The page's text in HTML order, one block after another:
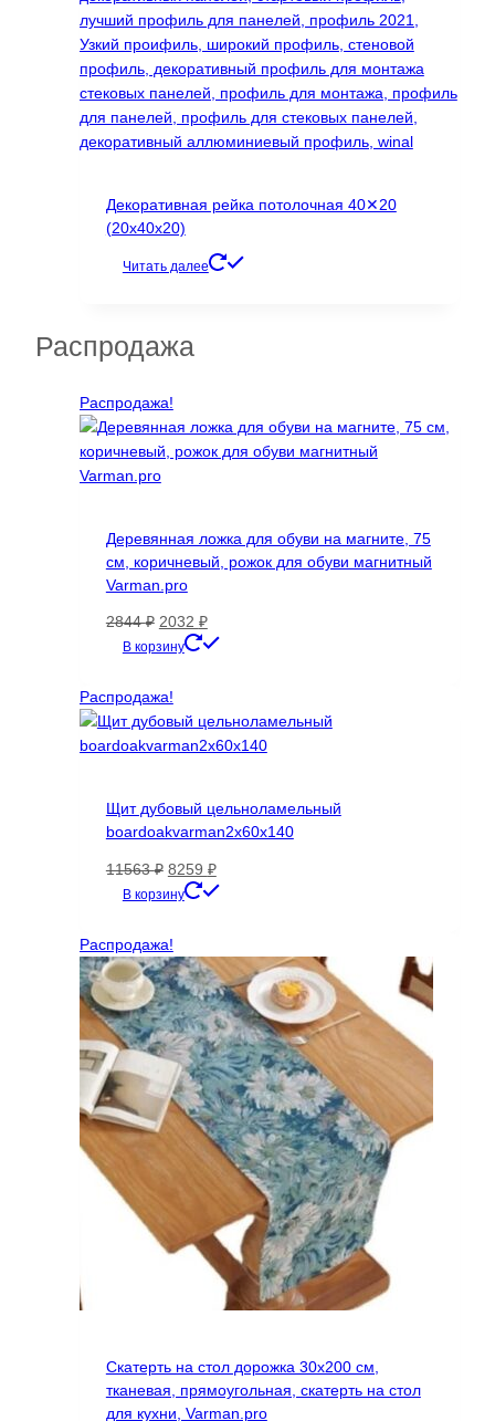
Декоративная рейка потолочная 40✕20
(20х40х20)
Читать далее
Распродажа
Распродажа!
Деревянная ложка для обуви на магните, 75
см, коричневый, рожок для обуви магнитный
Varman.pro
2844₽ Первоначальная
цена
2844 ₽.
2032 ₽Текущая
цена:
В корзину
Распродажа!
Щит дубовый цельноламельный
boardoakvarman2x60x140
11563₽ Первоначальная
цена
11563 ₽.
8259 ₽Текущая
цена:
В корзину
Распродажа!
Скатерть на стол дорожка 30х200 см,
тканевая, прямоугольная, скатерть на стол
для кухни, Varman.pro